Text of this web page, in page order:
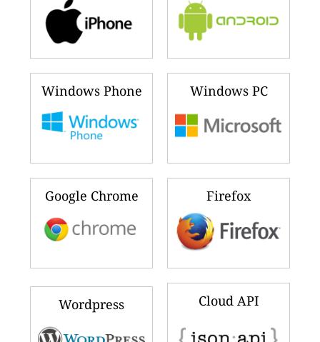
Windows Phone Windows PC
Google Chrome Firefox
Wordpress Cloud API